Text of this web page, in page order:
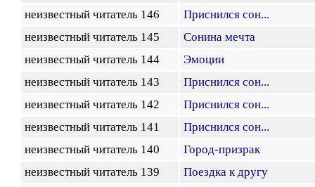
неизвестный читатель 146
Приснился сон...
неизвестный читатель 145
Сонина мечта
неизвестный читатель 144
Эмоции
неизвестный читатель 143
Приснился сон...
неизвестный читатель 142
Приснился сон...
неизвестный читатель 141
Приснился сон...
неизвестный читатель 140
Город-призрак
неизвестный читатель 139
Поездка к другу